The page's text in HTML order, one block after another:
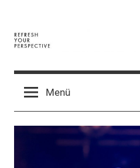
springen
Terminal
Y
Digital
BusinessMenü